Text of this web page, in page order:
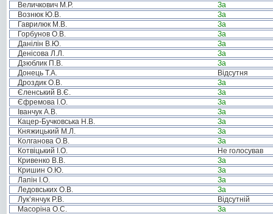
Величкович М.Р.
За
Вознюк Ю.В.
За
Гаврилюк М.В.
За
Горбунов О.В.
За
Данілін В.Ю.
За
Денісова Л.Л.
За
Дзюблик П.В.
За
Донець Т.А.
Відсутня
Дроздик О.В.
За
Єленський В.Є.
За
Єфремова І.О.
За
Іванчук А.В.
За
Кацер-Бучковська Н.В.
За
Княжицький М.Л.
За
Колганова О.В.
За
Котвіцький І.О.
Не голосував
Кривенко В.В.
За
Кришин О.Ю.
За
Лапін І.О.
За
Ледовських О.В.
За
Лук’янчук Р.В.
Відсутній
Масоріна О.С.
За